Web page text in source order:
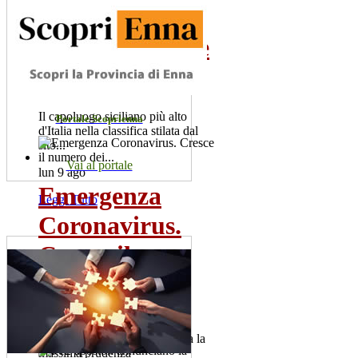
città d'Italia
poco conosciute
da...
Il capoluogo siciliano più alto
d'Italia nella classifica stilata dal
sito...
lun 9 ago
Leggi Tutto
Emergenza
Coronavirus.
Cresce il
numero dei...
Sono 60 i positivi. Il sindaco,
Salvatore la Spina raccomanda la
massima prudenza
Portale Scoprienna
Vai al portale